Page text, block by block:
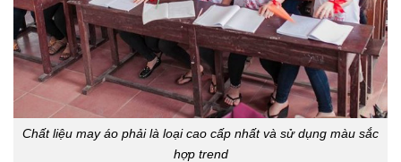
Chất liệu may áo phải là loại cao cấp nhất và sử dụng màu sắc
hợp trend